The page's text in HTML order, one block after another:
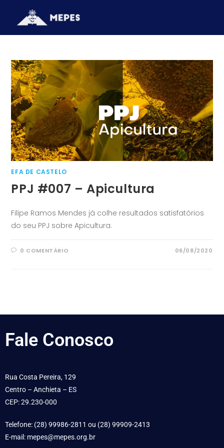
EFA DE CASTELO
PPJ #007 – Apicultura
Filipe Ramos Mendes já colhe resultados satisfatórios
do seu PPJ sobre Apicultura.
0 COMENTÁRIO 06/08/2020
Fale Conosco
Rua Costa Pereira, 129
Centro – Anchieta – ES
CEP: 29.230-000
Telefone: (28) 99986-2811 ou (28) 99909-2413
E-mail: mepes@mepes.org.br